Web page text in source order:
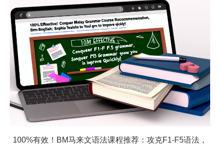
100%有效！BM马来文语法课程推荐：攻克F1-F5语法，